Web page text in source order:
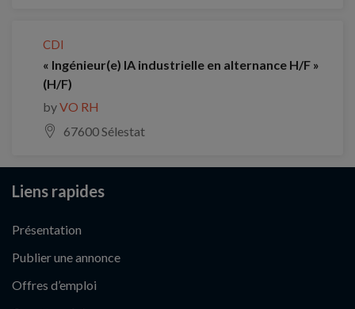
CDI
« Ingénieur(e) IA industrielle en alternance H/F »
(H/F)
byVO RH
67600 Sélestat
Liens rapides
Présentation
Publier une annonce
Offres d’emploi